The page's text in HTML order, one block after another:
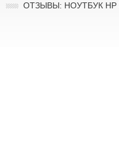
ОТЗЫВЫ: НОУТБУК HP